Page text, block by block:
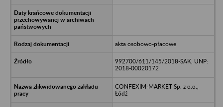
akta osobowo-płacowe
992700/611/145/2018-SAK, UNP:
2018-00020172
CONFEXIM-MARKET Sp. z o.o.,
Łódź